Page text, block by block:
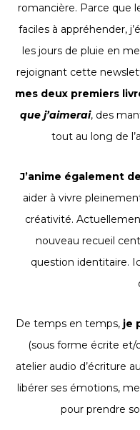
romancière. Parce que
faciles à appréhender,
les jours de pluie en
rejoignant cette
mes deux premiers
que j’aimerai, des
tout au long de
J’anime également
aider à vivre
créativité.
nouveau recueil
question identitaire.
De temps en temps,je
(sous forme écrite et/
atelier audio d’écriture
libérer ses émotions,
pour prendre